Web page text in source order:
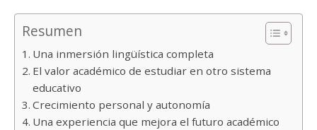
Resumen
Una inmersión lingüística completa
El valor académico de estudiar en otro sistema
educativo
Crecimiento personal y autonomía
Una experiencia que mejora el futuro académico